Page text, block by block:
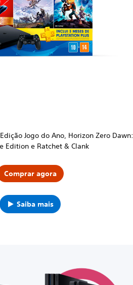
Jogo do Ano, Horizon Zero Dawn:
Edition e Ratchet & Clank
Comprar agora
Saiba mais